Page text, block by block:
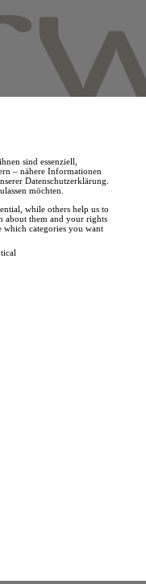
sind essenziell,
– nähere Informationen
Datenschutzerklärung.
möchten.
while others help us to
about them and your rights
which categories you want